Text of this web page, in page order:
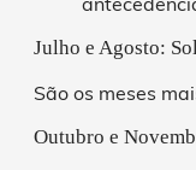
Julho e Agosto:
São os meses
Outubro e